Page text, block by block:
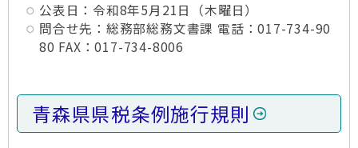
公表日：令和8年5月21日（木曜日）
問合せ先：総務部総務文書課 電話：017-734-90
80 FAX：017-734-8006
青森県県税条例施行規則